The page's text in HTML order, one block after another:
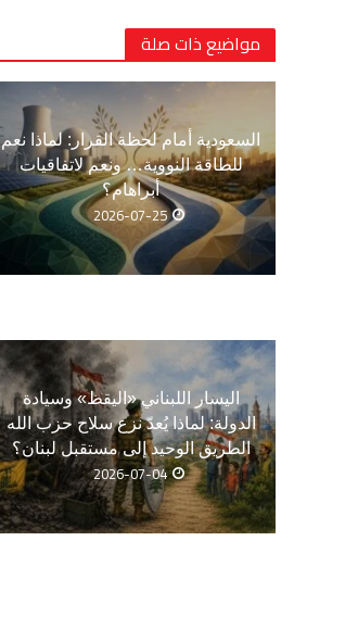
مواضيع ذات صلة
السعودية أمام لحظة القرار: لماذا نعم
للطاقة النووية… ونعم لاتفاقيات
أبراهام؟
2026-07-25
اليسار اللبناني «اليقظ» وسيادة
الدولة: لماذا يُعدّ نزع سلاح حزب الله
الطريق الوحيد إلى مستقبل لبنان؟
2026-07-04